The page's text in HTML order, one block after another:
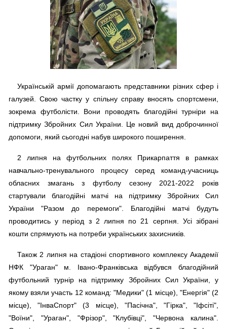
Українській армії допомагають представники різних сфер і
галузей. Свою частку у спільну справу вносять спортсмени,
зокрема футболісти. Вони проводять благодійні турніри на
підтримку Збройних Сил України. Це новий вид доброчинної
допомоги, який сьогодні набув широкого поширення.
2 липня на футбольних полях Прикарпаття в рамках
навчально-тренувального процесу серед команд-учасниць
обласних змагань з футболу сезону 2021-2022 років
стартували благодійні матчі на підтримку Збройних Сил
України "Разом до перемоги". Благодійні матчі будуть
проводитись у період з 2 липня по 21 серпня. Усі зібрані
кошти спрямують на потреби українських захисників.
Також 2 липня на стадіоні спортивного комплексу Академії
НФК "Ураган" м. Івано-Франківська відбувся благодійний
футбольний турнір на підтримку Збройних Сил України, у
якому взяли участь 12 команд: "Медики" (1 місце), "Енергія" (2
місце), "ІнваСпорт" (3 місце), "Пасічна", "Гірка", "Іфсіті",
"Воїни", "Ураган", "Фрізор", "Клубівці", "Червона калина".